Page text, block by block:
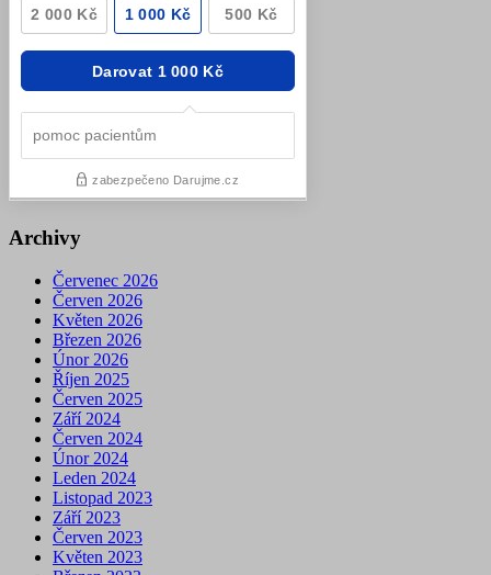
Archivy
Červenec 2026
Červen 2026
Květen 2026
Březen 2026
Únor 2026
Říjen 2025
Červen 2025
Září 2024
Červen 2024
Únor 2024
Leden 2024
Listopad 2023
Září 2023
Červen 2023
Květen 2023